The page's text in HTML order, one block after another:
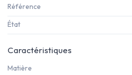
Référence
État
Caractéristiques
Matière